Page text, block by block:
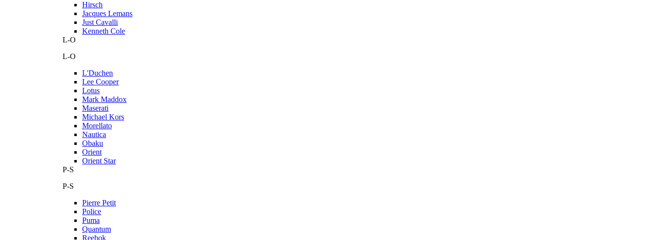
Hirsch
Jacques Lemans
Just Cavalli
Kenneth Cole
L-O
L-O
L'Duchen
Lee Cooper
Lotus
Mark Maddox
Maserati
Michael Kors
Morellato
Nautica
Obaku
Orient
Orient Star
P-S
P-S
Pierre Petit
Police
Puma
Quantum
Reebok